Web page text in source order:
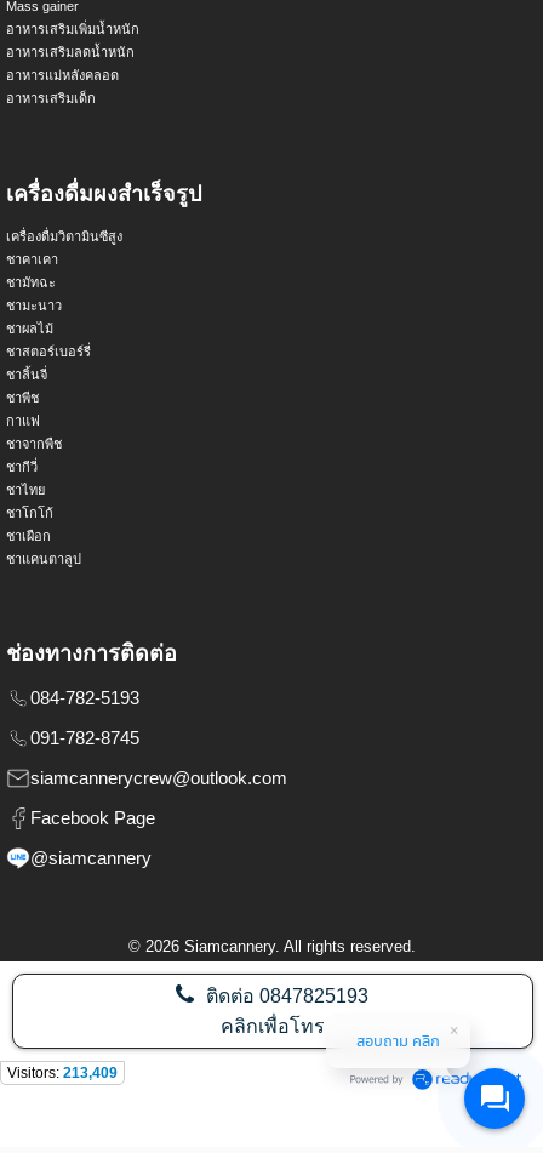
Mass gainer
อาหารเสริมเพิ่มน้ำหนัก
อาหารเสริมลดน้ำหนัก
อาหารแม่หลังคลอด
อาหารเสริมเด็ก
เครื่องดื่มผงสำเร็จรูป
เครื่องดื่มวิตามินซีสูง
ชาคาเคา
ชามัทฉะ
ชามะนาว
ชาผลไม้
ชาสตอร์เบอร์รี่
ชาลิ้นจี่
ชาพีช
กาแฟ
ชาจากพืช
ชากีวี่
ชาไทย
ชาโกโก้
ชาเผือก
ชาแคนตาลูป
ช่องทางการติดต่อ
084-782-5193
091-782-8745
siamcannerycrew@outlook.com
Facebook Page
@siamcannery
© 2026Siamcannery. All rights reserved.
ติดต่อ0847825193
คลิกเพื่อโทร
Visitors: 213,409
สอบถาม คลิก